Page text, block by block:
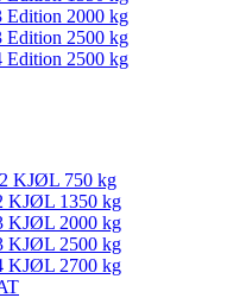
2000 kg
2500 kg
2500 kg
KJØL 750 kg
KJØL 1350 kg
KJØL 2000 kg
KJØL 2500 kg
KJØL 2700 kg